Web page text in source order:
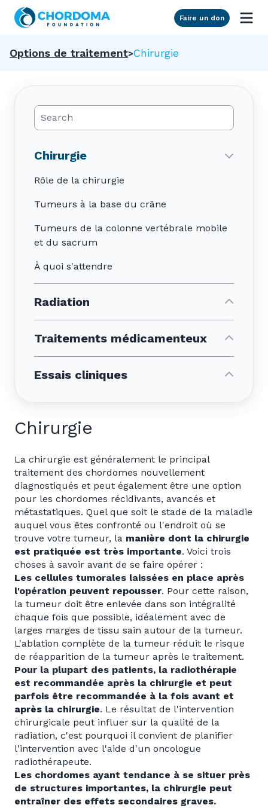
Skip to Main Content
Faire un don
Options de traitement Chirurgie
Chirurgie
Rôle de la chirurgie
Tumeurs à la base du crâne
Tumeurs de la colonne vertébrale mobile
et du sacrum
À quoi s'attendre
Radiation
Traitements médicamenteux
Essais cliniques
Chirurgie
La chirurgie est généralement le principal
traitement des chordomes nouvellement
diagnostiqués et peut également être une option
pour les chordomes récidivants, avancés et
métastatiques. Quel que soit le stade de la maladie
auquel vous êtes confronté ou l'endroit où se
trouve votre tumeur, la manière dont la chirurgie
est pratiquée est très importante. Voici trois
choses à savoir avant de se faire opérer :
Les cellules tumorales laissées en place après
l'opération peuvent repousser. Pour cette raison,
la tumeur doit être enlevée dans son intégralité
chaque fois que possible, idéalement avec de
larges marges de tissu sain autour de la tumeur.
L'ablation complète de la tumeur réduit le risque
de réapparition de la tumeur après le traitement.
Pour la plupart des patients, la radiothérapie
est recommandée après la chirurgie et peut
parfois être recommandée à la fois avant et
après la chirurgie. Le résultat de l'intervention
chirurgicale peut influer sur la qualité de la
radiation, c'est pourquoi il convient de planifier
l'intervention avec l'aide d'un oncologue
radiothérapeute.
Les chordomes ayant tendance à se situer près
de structures importantes, la chirurgie peut
entraîner des effets secondaires graves.